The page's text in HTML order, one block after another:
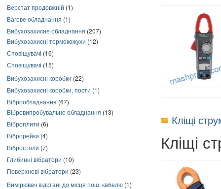
Верстат продовжній (1)
Вагове обладнання (1)
Вибухозахисне обладнання (207)
Вибухозахисні термокожухи (12)
Сповіщувачі (16)
Сповіщувачі (15)
Вибухозахисні коробки (22)
Вибухозахисні коробки, пости (1)
Віброобладнання (67)
Вібровипробувальне обладнання (13)
Віброплити (6)
Віброрейки (4)
Вібростоли (7)
Глибинні вібратори (10)
Поверхневі вібратори (23)
Вимірювач відстані до місця пош. кабелю (1)
Кліщі
Кліщі